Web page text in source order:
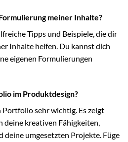
meiner Inhalte?
Tipps und Beispiele, die dir
Inhalte helfen. Du kannst dich
eigenen Formulierungen
im Produktdesign?
sehr wichtig. Es zeigt
deine kreativen Fähigkeiten,
deine umgesetzten Projekte. Füge